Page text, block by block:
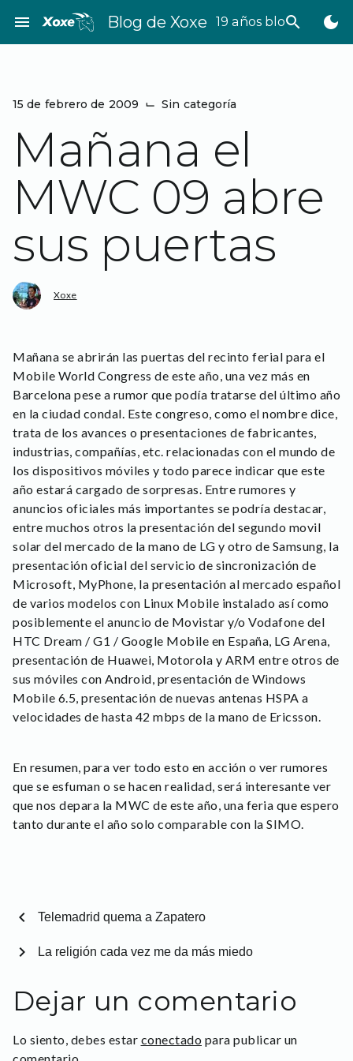
contenido
menu Blog de Xoxe 19 años bloggeando
search dark_mode
15 de febrero de 2009 ⌙ Sin categoría
Mañana el
MWC 09 abre
sus puertas
Xoxe
Mañana se abrirán las puertas del recinto ferial para el
Mobile World Congress de este año, una vez más en
Barcelona pese a rumor que podía tratarse del último año
en la ciudad condal. Este congreso, como el nombre dice,
trata de los avances o presentaciones de fabricantes,
industrias, compañías, etc. relacionadas con el mundo de
los dispositivos móviles y todo parece indicar que este
año estará cargado de sorpresas. Entre rumores y
anuncios oficiales más importantes se podría destacar,
entre muchos otros la presentación del segundo movil
solar del mercado de la mano de LG y otro de Samsung, la
presentación oficial del servicio de sincronización de
Microsoft, MyPhone, la presentación al mercado español
de varios modelos con Linux Mobile instalado así como
posiblemente el anuncio de Movistar y/o Vodafone del
HTC Dream / G1 / Google Mobile en España, LG Arena,
presentación de Huawei, Motorola y ARM entre otros de
sus móviles con Android, presentación de Windows
Mobile 6.5, presentación de nuevas antenas HSPA a
velocidades de hasta 42 mbps de la mano de Ericsson.
En resumen, para ver todo esto en acción o ver rumores
que se esfuman o se hacen realidad, será interesante ver
que nos depara la MWC de este año, una feria que espero
tanto durante el año solo comparable con la SIMO.
chevron_left Telemadrid quema a Zapatero
La religión cada vez me da más miedo
chevron_right
Dejar un comentario
Lo siento, debes estar conectado para publicar un